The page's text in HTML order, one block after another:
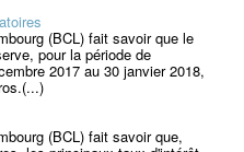
(BCL) fait savoir que le
pour la période de
2017 au 30 janvier 2018,
(BCL) fait savoir que,